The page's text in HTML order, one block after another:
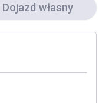
Dojazd własny